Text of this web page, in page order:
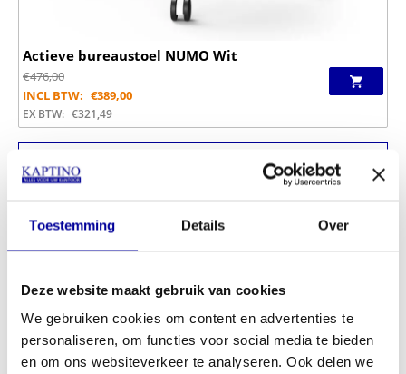
Toestemming Details Over
Deze website maakt gebruik van cookies
We gebruiken cookies om content en advertenties te
personaliseren, om functies voor social media te bieden
en om ons websiteverkeer te analyseren. Ook delen we
Actieve bureaustoel NUMO Wit
€476,00
INCL BTW: €389,00
EX BTW: €321,49
Afhalen of bezorgen
1000+ producten in voorraad